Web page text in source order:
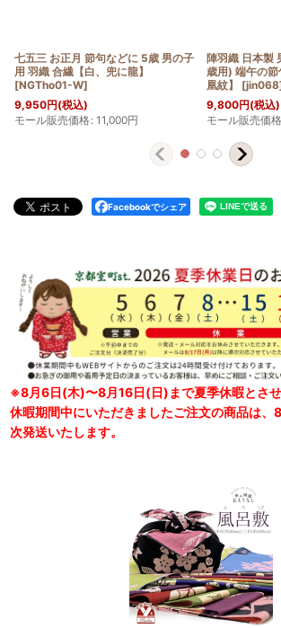
七五三 お正月 節句などに 5歳 男の子
用 羽織 合繊【白、兜に龍】
[NGTho01-W]
9,950円(税込)
モール販売価格: 11,000円
陣羽織 日本製
歳用) 端午の
凰紋】
[jin068
9,800円(税込)
モール販売価格
Facebookでシェア
※8月6日(木)〜8月16日(日)まで夏季休暇とさせ
休暇期間中にいただきましたご注文の商品は、
次発送いたします。